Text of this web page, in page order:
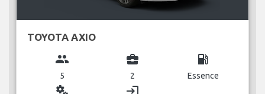
TOYOTA AXIO
group
5
business_center
2
local_gas_station
Essence
miscellaneous_services login